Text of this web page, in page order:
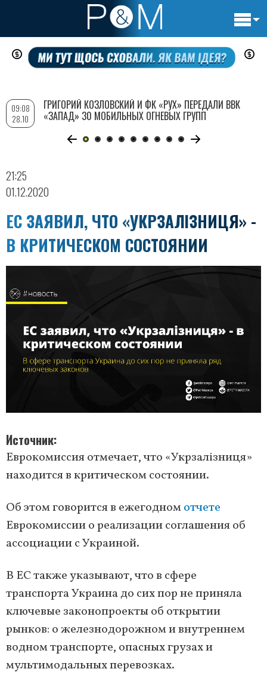
Перейти
содержанию
21:25
01.12.2020
ЕС ЗАЯВИЛ, ЧТО «УКРЗАЛІЗНИЦЯ» -
В КРИТИЧЕСКОМ СОСТОЯНИИ
Источник
Еврокомиссия отмечает, что «Укрзалізниця»
находится в критическом состоянии.
Об этом говорится в ежегодномотчете
Еврокомиссии о реализации соглашения об
ассоциации с Украиной.
В ЕС также указывают, что в сфере
транспорта Украина до сих пор не приняла
ключевые законопроекты об открытии
рынков: о железнодорожном и внутреннем
водном транспорте, опасных грузах и
мультимодальных перевозках.
09:08
28.10
ГРИГОРИЙ КОЗЛОВСКИЙ И ФК «РУХ» ПЕРЕДАЛИ ВВК
«ЗАПАД» 30 МОБИЛЬНЫХ ОГНЕВЫХ ГРУПП